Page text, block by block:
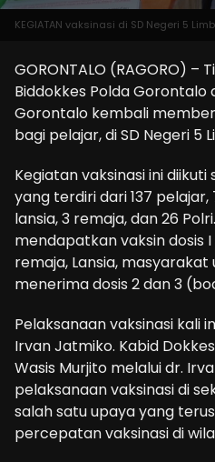
KEGIATAN vaksinasi di SD Negeri 5
GORONTALO (RAGORO) –
Biddokkes Polda Gorontalo
Gorontalo kembali
bagi pelajar, di SD Negeri 5
Kegiatan vaksinasi ini
yang terdiri dari 137
lansia, 3 remaja, dan 26
mendapatkan vaksin dosis
remaja, Lansia, masyarakat
menerima dosis 2 dan 3
Pelaksanaan vaksinasi kali
Irvan Jatmiko. Kabid
Wasis Murjito melalui dr.
pelaksanaan vaksinasi di
salah satu upaya yang
percepatan vaksinasi di